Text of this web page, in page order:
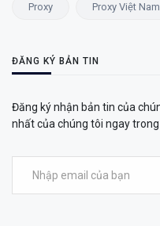
Proxy Proxy Việt Nam
ĐĂNG KÝ BẢN TIN
Đăng ký nhận bản tin của
nhất của chúng tôi ngay